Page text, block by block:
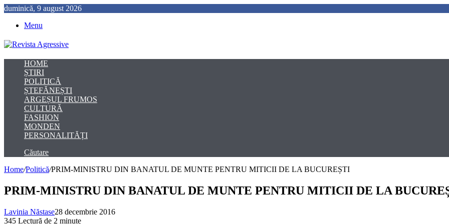
duminică, 9 august 2026
Menu
HOME
ȘTIRI
POLITICĂ
ȘTEFĂNEȘTI
ARGEȘUL FRUMOS
CULTURĂ
FASHION
MONDEN
PERSONALITĂȚI
Căutare
Home/Politică/PRIM-MINISTRU DIN BANATUL DE MUNTE PENTRU MITICII DE LA BUCUREȘTI
PRIM-MINISTRU DIN BANATUL DE MUNTE PENTRU MITICII DE LA
Lavinia Năstase28 decembrie 2016
345 Lectură de 2 minute